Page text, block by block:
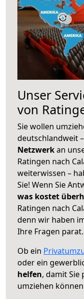
Unser
von
Sie wollen
deutschlandweit
Netzwerkan
Ratingen nach
weiterwissen –
Sie! Wenn Sie
was kostet
Ratingen nach
denn wir haben
Ihre Fragen parat.
Ob ein
oder ein
helfen, damit
umziehen